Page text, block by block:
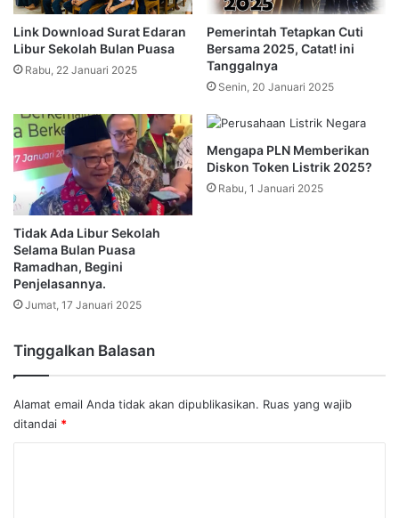
Link Download Surat Edaran
Libur Sekolah Bulan Puasa
Rabu, 22 Januari 2025
Pemerintah Tetapkan Cuti
Bersama 2025, Catat! ini
Tanggalnya
Senin, 20 Januari 2025
Tidak Ada Libur Sekolah
Selama Bulan Puasa
Ramadhan, Begini
Penjelasannya.
Jumat, 17 Januari 2025
Mengapa PLN Memberikan
Diskon Token Listrik 2025?
Rabu, 1 Januari 2025
Tinggalkan Balasan
Alamat email Anda tidak akan dipublikasikan. Ruas yang wajib
ditandai *